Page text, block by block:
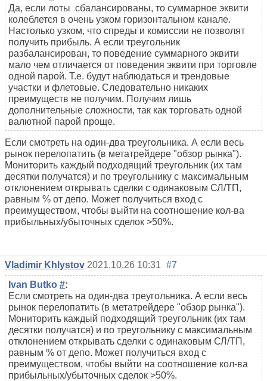
Да, если лоты сбалансированы, то суммарное эквити
колеблется в очень узком горизонтальном канале.
Настолько узком, что спреды и комиссии не позволят
получить прибыль. А если треугольник
разбалансирован, то поведение суммарного эквити
мало чем отличается от поведения эквити при торговле
одной парой. Т.е. будут наблюдаться и трендовые
участки и флетовые. Следовательно никаких
преимуществ не получим. Получим лишь
дополнительные сложности, так как торговать одной
валютной парой проще.
Если смотреть на один-два треугольника. А если весь
рынок перелопатить (в метатрейдере "обзор рынка").
Мониторить каждый подходящий треугольник (их там
десятки получатся) и по треугольнику с максимальным
отклонением открывать сделки с одинаковым СЛ/ТП,
равным % от депо. Может получиться вход с
преимуществом, чтобы выйти на соотношение кол-ва
прибыльных/убыточных сделок >50%.
Vladimir Khlystov 2021.10.26 10:31 #7
Ivan Butko #:
Если смотреть на один-два треугольника. А если весь
рынок перелопатить (в метатрейдере "обзор рынка").
Мониторить каждый подходящий треугольник (их там
десятки получатся) и по треугольнику с максимальным
отклонением открывать сделки с одинаковым СЛ/ТП,
равным % от депо. Может получиться вход с
преимуществом, чтобы выйти на соотношение кол-ва
прибыльных/убыточных сделок >50%.